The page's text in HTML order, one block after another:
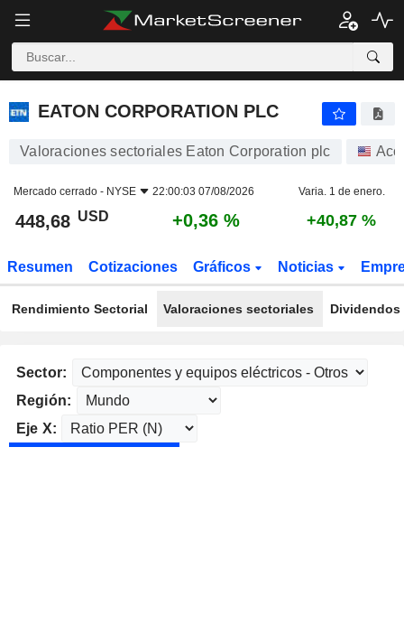
EATON CORPORATION PLC
EATON CORPORATION PLC
Valoraciones sectoriales Eaton Corporation plc
Mercado cerrado - NYSE 22:00:03 07/08/2026 Varia. 1 de enero.
448,68 USD +0,36 % +40,87 %
Resumen Cotizaciones Gráficos Noticias
Rendimiento Sectorial Valoraciones sectoriales
Sector:
Región:
Eje X: